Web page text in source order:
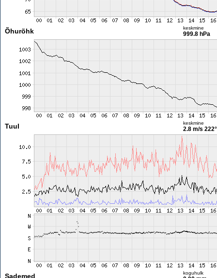
Õhurõhk keskmine
999.8 hPa
Tuul keskmine
2.8 m/s 222°
Sademed koguhulk